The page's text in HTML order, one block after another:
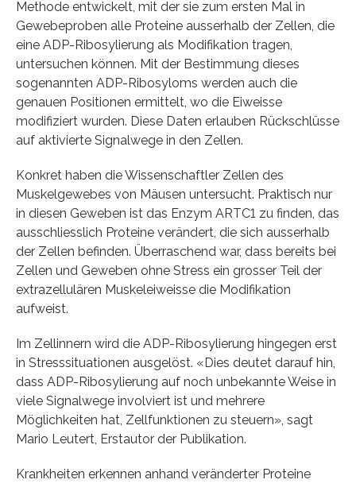
Methode entwickelt, mit der sie zum ersten Mal in
Gewebeproben alle Proteine ausserhalb der Zellen, die
eine ADP-Ribosylierung als Modifikation tragen,
untersuchen können. Mit der Bestimmung dieses
sogenannten ADP-Ribosyloms werden auch die
genauen Positionen ermittelt, wo die Eiweisse
modifiziert wurden. Diese Daten erlauben Rückschlüsse
auf aktivierte Signalwege in den Zellen.
Konkret haben die Wissenschaftler Zellen des
Muskelgewebes von Mäusen untersucht. Praktisch nur
in diesen Geweben ist das Enzym ARTC1 zu finden, das
ausschliesslich Proteine verändert, die sich ausserhalb
der Zellen befinden. Überraschend war, dass bereits bei
Zellen und Geweben ohne Stress ein grosser Teil der
extrazellulären Muskeleiweisse die Modifikation
aufweist.
Im Zellinnern wird die ADP-Ribosylierung hingegen erst
in Stresssituationen ausgelöst. «Dies deutet darauf hin,
dass ADP-Ribosylierung auf noch unbekannte Weise in
viele Signalwege involviert ist und mehrere
Möglichkeiten hat, Zellfunktionen zu steuern», sagt
Mario Leutert, Erstautor der Publikation.
Krankheiten erkennen anhand veränderter Proteine